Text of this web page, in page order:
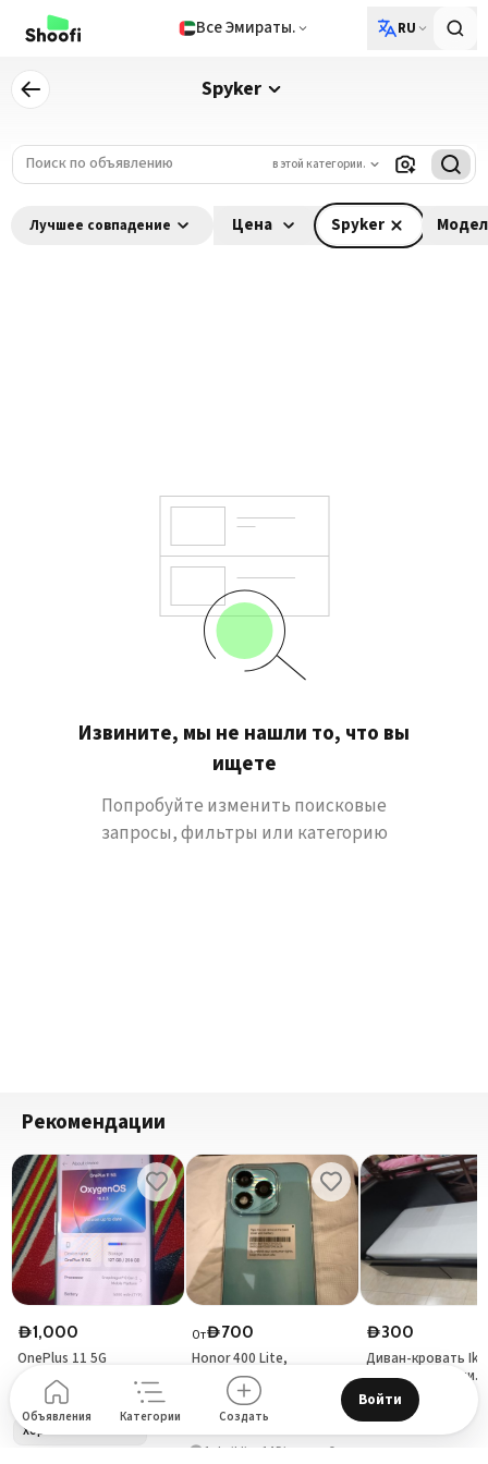
Все Эмираты. RU
Объявления Категории Создать
Войти
Spyker
в этой категории.
Лучшее совпадение Цена Spyker
Извините, мы не нашли то, что вы
ищете
Попробуйте изменить поисковые
запросы, фильтры или категорию
Рекомендации
D1,000
OnePlus 11 5G
One Plus
Хорошее состояние
ОтD700
Honor 400 Lite,
использовался всего 10
Honor
D300
Диван-кровать
двумя большими
ящиками для